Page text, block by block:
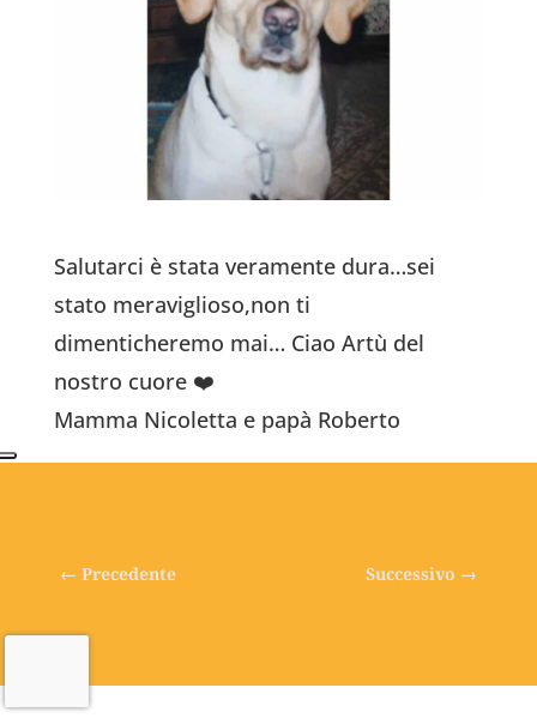
Salutarci è stata veramente dura…sei
stato meraviglioso,non ti
dimenticheremo mai… Ciao Artù del
nostro cuore ❤️
Mamma Nicoletta e papà Roberto
← Precedente Successivo →